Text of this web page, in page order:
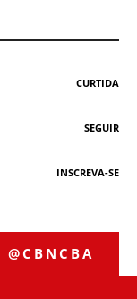
CURTIDA
SEGUIR
INSCREVA-SE
@CBNCBA